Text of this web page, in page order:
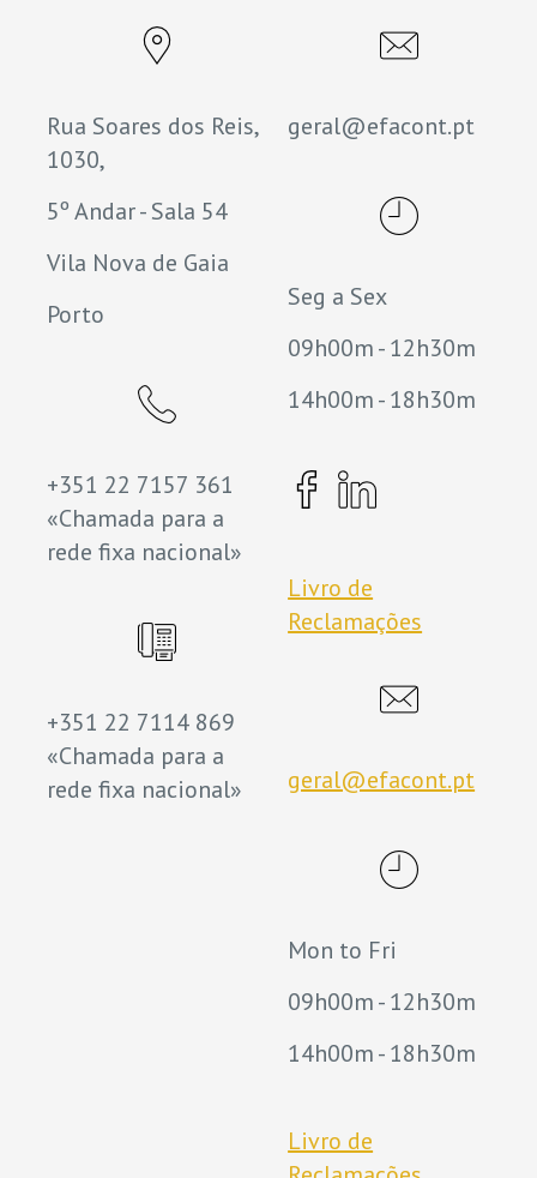
Rua Soares dos Reis,
1030,
5º Andar - Sala 54
Vila Nova de Gaia
Porto
+351 22 7157 361
«Chamada para a
rede fixa nacional»
+351 22 7114 869
«Chamada para a
rede fixa nacional»
geral@efacont.pt
Seg a Sex
09h00m - 12h30m
14h00m - 18h30m
Livro de
Reclamações
geral@efacont.pt
Mon to Fri
09h00m - 12h30m
14h00m - 18h30m
Livro de